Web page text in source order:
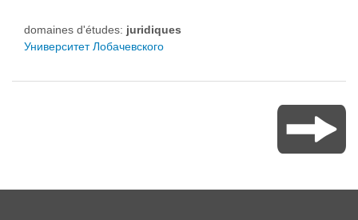
domaines d'études: juridiques
Университет Лобачевского